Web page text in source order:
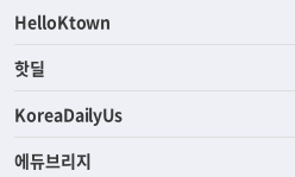
HelloKtown
핫딜
KoreaDailyUs
에듀브리지